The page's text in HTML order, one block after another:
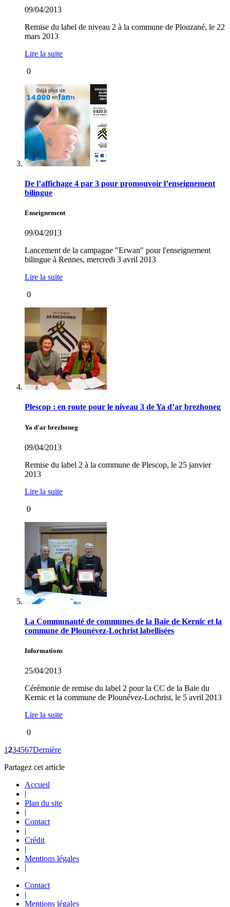
09/04/2013
Remise du label de niveau 2 à la commune de Plouzané, le 22
mars 2013
Lire la suite
0
De l’affichage 4 par 3 pour promouvoir l’enseignement
bilingue
Enseignement
09/04/2013
Lancement de la campagne "Erwan" pour l'enseignement
bilingue à Rennes, mercredi 3 avril 2013
Lire la suite
0
Plescop : en route pour le niveau 3 de Ya d’ar brezhoneg
Ya d'ar brezhoneg
09/04/2013
Remise du label 2 à la commune de Plescop, le 25 janvier
2013
Lire la suite
0
La Communauté de communes de la Baie de Kernic et la
commune de Plounévez-Lochrist labellisées
Informations
25/04/2013
Cérémonie de remise du label 2 pour la CC de la Baie du
Kernic et la commune de Plounévez-Lochrist, le 5 avril 2013
Lire la suite
0
1234567Dernière
Partagez cet article
Accueil
|
Plan du site
|
Contact
|
Crédit
|
Mentions légales
|
Contact
|
Mentions légales